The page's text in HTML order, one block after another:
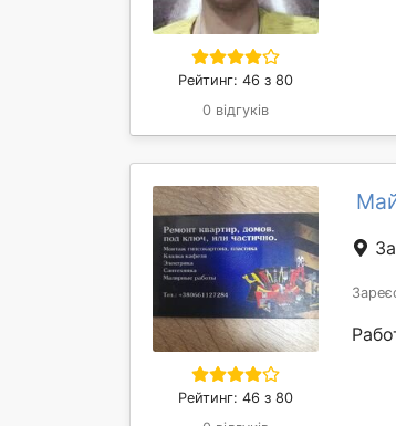
Рейтинг: 46 з 80
0 відгуків
Рейтинг: 46 з 80